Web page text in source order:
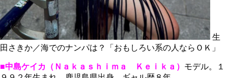
生
田さきか／海でのナンパは？「おもしろい系の人ならＯＫ」
■中島ケイカ（Ｎａｋａｓｈｉｍａ Ｋｅｉｋａ） モデル。１